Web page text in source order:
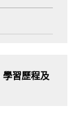
學習歷程及